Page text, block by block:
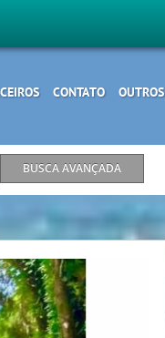
CONTATO OUTROS